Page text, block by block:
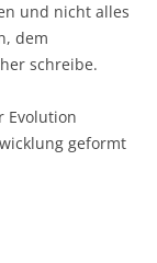
und nicht alles
dem
schreibe.
Evolution
geformt